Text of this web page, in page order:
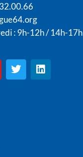
: 9h-12h / 14h-17h